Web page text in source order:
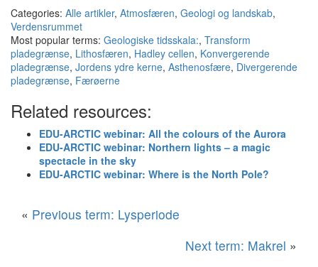
Categories: Alle artikler, Atmosfæren, Geologi og landskab,
Verdensrummet
Most popular terms: Geologiske tidsskala:, Transform
pladegrænse, Lithosfæren, Hadley cellen, Konvergerende
pladegrænse, Jordens ydre kerne, Asthenosfære, Divergerende
pladegrænse, Færøerne
Related resources:
EDU-ARCTIC webinar: All the colours of the Aurora
EDU-ARCTIC webinar: Northern lights – a magic
spectacle in the sky
EDU-ARCTIC webinar: Where is the North Pole?
« Previous term: Lysperiode
Next term: Makrel »